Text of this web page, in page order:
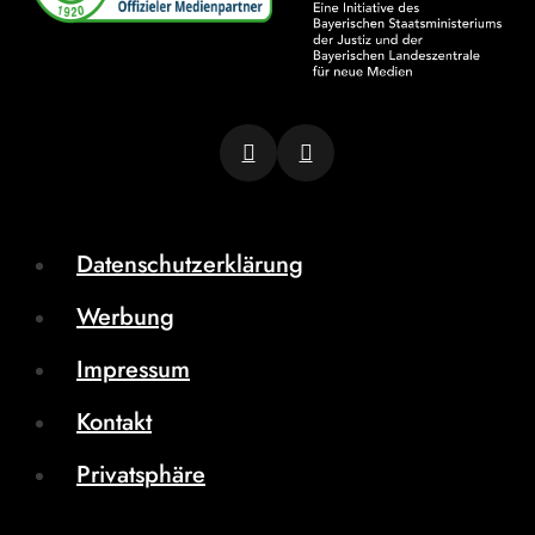
Datenschutzerklärung
Werbung
Impressum
Kontakt
Privatsphäre